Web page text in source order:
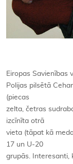
Eiropas Savienības
Polijas pilsētā
(piecas
zelta, četras
izcīnīta otrā
vieta (tāpat kā
17 un U-20
grupās. Interesanti,